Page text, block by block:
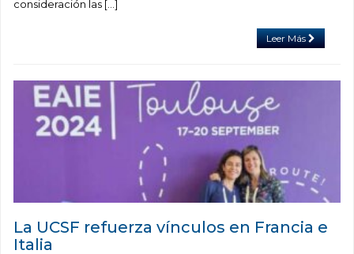
consideración las […]
Leer Más
La UCSF refuerza vínculos en Francia e
Italia